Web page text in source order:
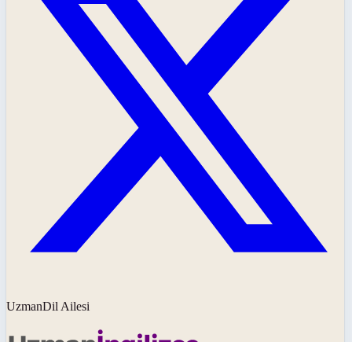
UzmanDil Ailesi